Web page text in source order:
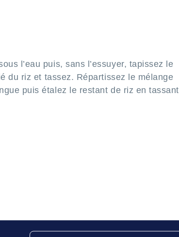
l’eau puis, sans l’essuyer, tapissez le
du riz et tassez. Répartissez le mélange
puis étalez le restant de riz en tassant